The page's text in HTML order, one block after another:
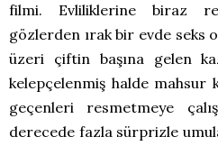
filmi. Evliliklerine biraz
gözlerden ırak bir evde seks
üzeri çiftin başına gelen
kelepçelenmiş halde mahsur
geçenleri resmetmeye
derecede fazla sürprizle